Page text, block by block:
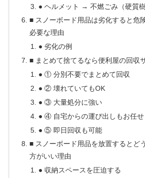
● ヘルメット → 不燃ごみ（硬質樹
■ スノーボード用品は劣化すると危
必要な理由
● 劣化の例
■ まとめて捨てるなら便利屋の回収
● ① 分別不要でまとめて回収
● ② 壊れていてもOK
● ③ 大量処分に強い
● ④ 自宅からの運び出しもお任せ
● ⑤ 即日回収も可能
■ スノーボード用品を放置するとど
方がいい理由
● 収納スペースを圧迫する